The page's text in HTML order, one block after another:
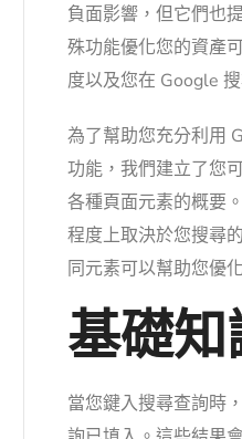
負面影響，但它們也
殊功能優化您的資產
度以及您在 Google
為了幫助您充分利用
功能，我們建立了您
各種頁面元素的概要
程度上取決於您搜尋
同元素可以幫助您優
基礎
當您鍵入搜尋查詢時